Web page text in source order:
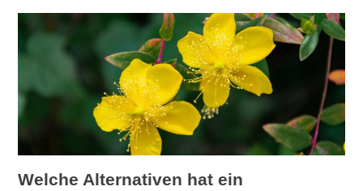
Welche Alternativen hat ein